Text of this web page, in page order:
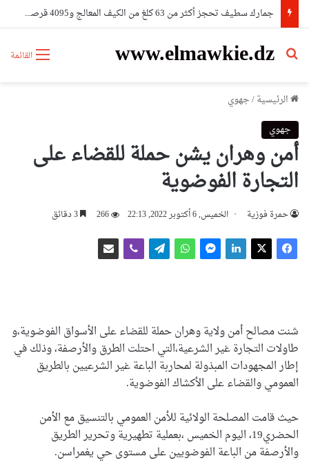
جمارك سطيف تحجز أكثر من 63 كلغ من الكيف المعالج و4095 قرصا مهلوسا
القائمة www.elmawkie.dz
بحث عن
الرئيسية/جهوي
جهوي
أمن وهران يشن حملة للقضاء على
التجارة الفوضوية
حمرة فوزية الخميس, 6 أكتوبر 2022, 22:13 266
شنت مصالح أمن ولاية وهران حملة للقضاء على الأسواق الفوضوية،و
طاولات التجارة غير الشرعية،التي احتلت الطرق والأرصفة، وذلك في
إطار المجهودات المبذولة لمحاربة الباعة غير الشرعيين بالطريق
العمومي والقضاء على الأكشاك الفوضوية.
حيث قامت المصلحة الولائية للأمن العمومي بالتنسيق مع الأمن
الحضري19، اليوم الخميس ،بعملية تطهيرية وتحرير الطريق
والأرصفة من الباعة الفوضويين على مستوى حي يغمراسن.